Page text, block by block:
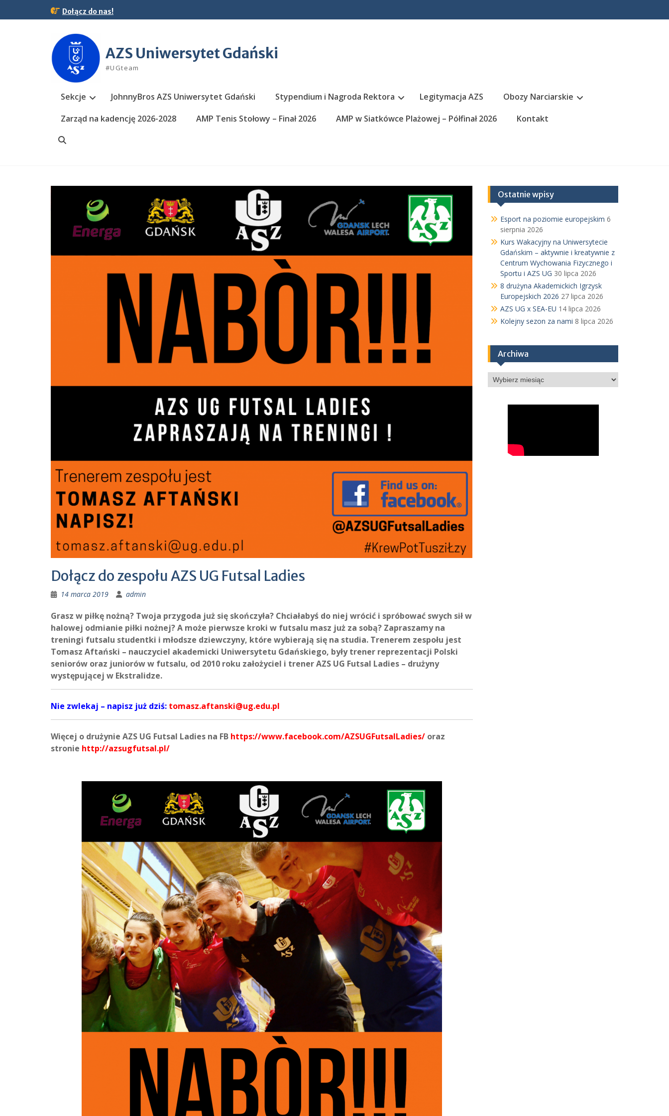
Dołącz do nas!
AZS Uniwersytet Gdański
#UGteam
Sekcje JohnnyBros AZS Uniwersytet Gdański Stypendium i Nagroda Rektora Legitymacja AZS
Obozy Narciarskie
Zarząd na kadencję 2026-2028
AMP Tenis Stołowy – Finał 2026 AMP w Siatkówce Plażowej – Półfinał 2026 Kontakt
Dołącz do zespołu AZS UG Futsal Ladies
14 marca 2019 admin
Grasz w piłkę nożną? Twoja przygoda już się skończyła? Chciałabyś do niej wrócić i spróbować swych sił w
halowej odmianie piłki nożnej? A może pierwsze kroki w futsalu masz już za sobą? Zapraszamy na
treningi futsalu studentki i młodsze dziewczyny, które wybierają się na studia. Trenerem zespołu jest
Tomasz Aftański – nauczyciel akademicki Uniwersytetu Gdańskiego, były trener reprezentacji Polski
seniorów oraz juniorów w futsalu, od 2010 roku założyciel i trener AZS UG Futsal Ladies – drużyny
występującej w Ekstralidze.
Nie zwlekaj – napisz już dziś: tomasz.aftanski@ug.edu.pl
Więcej o drużynie AZS UG Futsal Ladies na FB https://www.facebook.com/AZSUGFutsalLadies/ oraz
stronie http://azsugfutsal.pl/
Ostatnie wpisy
Esport na poziomie europejskim 6
sierpnia 2026
Kurs Wakacyjny na Uniwersytecie
Gdańskim – aktywnie i kreatywnie z
Centrum Wychowania Fizycznego i
Sportu i AZS UG 30 lipca 2026
8 drużyna Akademickich Igrzysk
Europejskich 2026 27 lipca 2026
AZS UG x SEA-EU 14 lipca 2026
Kolejny sezon za nami 8 lipca 2026
Archiwa
Archiwa